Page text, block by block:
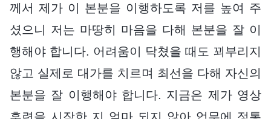
께서 제가 이 본분을 이행하도록 저를 높여 주
셨으니 저는 마땅히 마음을 다해 본분을 잘 이
행해야 합니다. 어려움이 닥쳤을 때도 꾀부리지
않고 실제로 대가를 치르며 최선을 다해 자신의
본분을 잘 이행해야 합니다. 지금은 제가 영상
훈련을 시작한 지 얼마 되지 않아 업무에 정통